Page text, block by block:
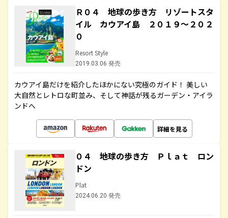
Ｒ０４ 地球の歩き方 リゾートスタ
イル カウアイ島 ２０１９～２０２
０
Resort Style
2019.03.06 発売
カウアイ島だけを紹介したほかにない究極のガイド！ 美しい
大自然とレトロな町並み、そして神話が残るガーデン・アイラ
ンドへ
詳細を見る
０４ 地球の歩き方 Ｐｌａｔ ロン
ドン
Plat
2024.06.20 発売